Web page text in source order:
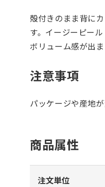
殻付きのまま背に
す。イージーピー
ボリューム感が出ま
注意事項
パッケージや産地
商品属性
注文単位